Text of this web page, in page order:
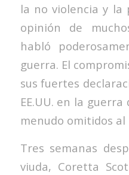
la no violencia y la
opinión de
habló
guerra. El
sus fuertes
EE.UU. en la
menudo omitidos
Tres semanas
viuda, Coretta